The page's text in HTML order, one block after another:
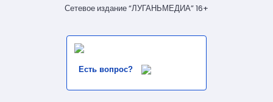
Сетевое издание “ЛУГАНЬМЕДИА” 16+
Есть вопрос?